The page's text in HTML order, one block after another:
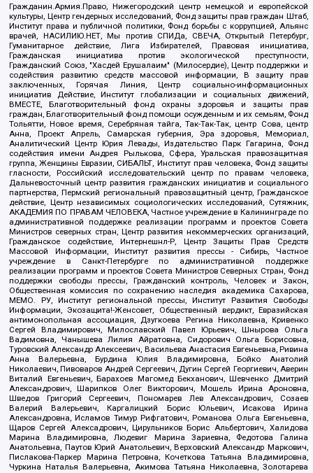
Гражданин.Армия.Право, Нижегородский центр немецкой и европейской
культуры, Центр гендерных исследований, Фонд защиты прав граждан Штаб,
Институт права и публичной политики, Фонд борьбы с коррупцией, Альянс
врачей, НАСИЛИЮ.НЕТ, Мы против СПИДа, СВЕЧА, Открытый Петербург,
Гуманитарное действие, Лига Избирателей, Правовая инициатива,
Гражданская инициатива против экологической преступности,
Гражданский Союз, "Хасдей Ерушалаим" (Милосердие), Центр поддержки и
содействия развитию средств массовой информации, В защиту прав
заключенных, Горячая Линия, Центр социально-информационных
инициатив Действие, Институт глобализации и социальных движений,
ВМЕСТЕ, Благотворительный фонд охраны здоровья и защиты прав
граждан, Благотворительный фонд помощи осужденным и их семьям, Фонд
Тольятти, Новое время, Серебряная тайга, Так-Так-Так, центр Сова, центр
Анна, Проект Апрель, Самарская губерния, Эра здоровья, Мемориал,
Аналитический Центр Юрия Левады, Издательство Парк Гагарина, Фонд
содействия имени Андрея Рылькова, Сфера, Уральская правозащитная
группа, Женщины Евразии, СИБАЛЬТ, Институт прав человека, Фонд защиты
гласности, Российский исследовательский центр по правам человека,
Дальневосточный центр развития гражданских инициатив и социального
партнерства, Пермский региональный правозащитный центр, Гражданское
действие, Центр независимых социологических исследований, Сутяжник,
АКАДЕМИЯ ПО ПРАВАМ ЧЕЛОВЕКА, Частное учреждение в Калининграде по
административной поддержке реализации программ и проектов Совета
Министров северных стран, Центр развития некоммерческих организаций,
Гражданское содействие, Интернешнл-Р, Центр Защиты Прав Средств
Массовой Информации, Институт развития прессы - Сибирь, Частное
учреждение в Санкт-Петербурге по административной поддержке
реализации программ и проектов Совета Министров Северных Стран, Фонд
поддержки свободы прессы, Гражданский контроль, Человек и Закон,
Общественная комиссия по сохранению наследия академика Сахарова,
МЕМО. РУ, Институт региональной прессы, Институт Развития Свободы
Информации, Экозащита!-Женсовет, Общественный вердикт, Евразийская
антимонопольная ассоциация, Дзугкоева Регина Николаевна, Кривенко
Сергей Владимирович, Милославский Павел Юрьевич, Шнырова Ольга
Вадимовна, Чанышева Лилия Айратовна, Сидорович Ольга Борисовна,
Туровский Александр Алексеевич, Васильева Анастасия Евгеньевна, Ривина
Анна Валерьевна, Бурдина Юлия Владимировна, Бойко Анатолий
Николаевич, Пивоваров Андрей Сергеевич, Дугин Сергей Георгиевич, Аверин
Виталий Евгеньевич, Барахоев Магомед Бекханович, Шевченко Дмитрий
Александрович, Шарипков Олег Викторович, Мошель Ирина Ароновна,
Шведов Григорий Сергеевич, Пономарев Лев Александрович, Созаев
Валерий Валерьевич, Каргалицкий Борис Юльевич, Исакова Ирина
Александровна, Исламов Тимур Рифгатович, Романова Ольга Евгеньевна,
Щаров Сергей Алексадрович, Цирульников Борис Альбертович, Халидова
Марина Владимировна, Людевиг Марина Зариевна, Федотова Галина
Анатольевна, Паутов Юрий Анатольевич, Верховский Александр Маркович,
Пислакова-Паркер Марина Петровна, Кочеткова Татьяна Владимировна,
Чуркина Наталья Валерьевна, Акимова Татьяна Николаевна, Золотарева